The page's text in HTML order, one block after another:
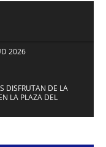
2026
DISFRUTAN DE LA
LA PLAZA DEL